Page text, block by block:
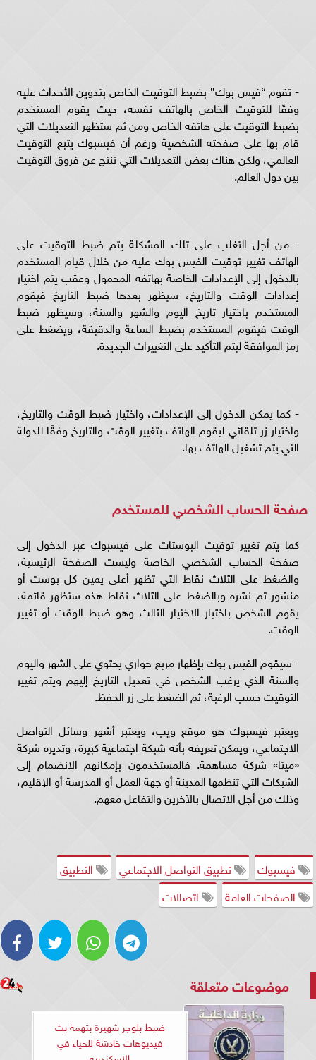
- تقوم “فيس بوك” بضبط التوقيت الخاص بتدوين الأحداث عليه
وفقًا للتوقيت الخاص بالهاتف نفسه، حيث يقوم المستخدم
بضبط التوقيت على هاتفه الخاص ومن ثم ستظهر التعديلات التي
قام بها على صفحته الشخصية ورغم أن فيسبوك يتبع التوقيت
العالمي، ولكن هناك بعض التعديلات التي تنتج عن فروق التوقيت
بين دول العالم.
- من أجل التغلب على تلك المشكلة يتم ضبط التوقيت على
الهاتف تغيير توقيت الفيس بوك عليه من خلال قيام المستخدم
بالدخول إلى الإعدادات الخاصة بهاتفه المحمول وعقب يتم اختيار
إعدادات الوقت والتاريخ، سيظهر بعدها ضبط التاريخ فيقوم
المستخدم باختيار تاريخ اليوم والشهر والسنة، وسيظهر ضبط
الوقت فيقوم المستخدم بضبط الساعة والدقيقة، ويضغط على
رمز الموافقة ليتم التأكيد على التغييرات الجديدة.
- كما يمكن الدخول إلى الإعدادات، واختيار ضبط الوقت والتاريخ،
واختيار زر تلقائي ليقوم الهاتف بتغيير الوقت والتاريخ وفقًا للدولة
التي يتم تشغيل الهاتف بها.
صفحة الحساب الشخصي للمستخدم
كما يتم تغيير توقيت البوستات على فيسبوك عبر الدخول إلى
صفحة الحساب الشخصي الخاصة وليست الصفحة الرئيسية،
والضغط على الثلاث نقاط التي تظهر أعلى يمين كل بوست أو
منشور تم نشره وبالضغط على الثلاث نقاط هذه ستظهر قائمة،
يقوم الشخص باختيار الاختيار الثالث وهو ضبط الوقت أو تغيير
الوقت.
- سيقوم الفيس بوك بإظهار مربع حواري يحتوي على الشهر واليوم
والسنة الذي يرغب الشخص في تعديل التاريخ إليهم ويتم تغيير
التوقيت حسب الرغبة، ثم الضغط على زر الحفظ.
ويعتبر فيسبوك هو موقع ويب، ويعتبر أشهر وسائل التواصل
الاجتماعي، ويمكن تعريفه بأنه شبكة اجتماعية كبيرة، وتديره شركة
«ميتا» شركة مساهمة. فالمستخدمون بإمكانهم الانضمام إلى
الشبكات التي تنظمها المدينة أو جهة العمل أو المدرسة أو الإقليم،
وذلك من أجل الاتصال بالآخرين والتفاعل معهم.
فيسبوك تطبيق التواصل الاجتماعي
التطبيق
الصفحات العامة
اتصالات
موضوعات متعلقة
ضبط بلوجر شهيرة بتهمة بث
فيديوهات خادشة للحياء في